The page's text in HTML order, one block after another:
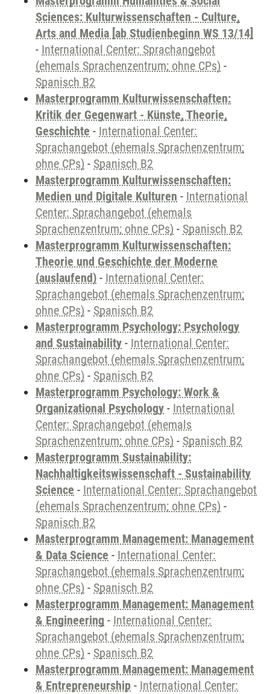
Sciences: Kulturwissenschaften - Culture,
Arts and Media [ab Studienbeginn WS 13/14]
- International Center: Sprachangebot
(ehemals Sprachenzentrum; ohne CPs) -
Spanisch B2
Masterprogramm Kulturwissenschaften:
Kritik der Gegenwart - Künste, Theorie,
Geschichte - International Center:
Sprachangebot (ehemals Sprachenzentrum;
ohne CPs) - Spanisch B2
Masterprogramm Kulturwissenschaften:
Medien und Digitale Kulturen - International
Center: Sprachangebot (ehemals
Sprachenzentrum; ohne CPs) - Spanisch B2
Masterprogramm Kulturwissenschaften:
Theorie und Geschichte der Moderne
(auslaufend) - International Center:
Sprachangebot (ehemals Sprachenzentrum;
ohne CPs) - Spanisch B2
Masterprogramm Psychology: Psychology
and Sustainability - International Center:
Sprachangebot (ehemals Sprachenzentrum;
ohne CPs) - Spanisch B2
Masterprogramm Psychology: Work &
Organizational Psychology - International
Center: Sprachangebot (ehemals
Sprachenzentrum; ohne CPs) - Spanisch B2
Masterprogramm Sustainability:
Nachhaltigkeitswissenschaft - Sustainability
Science - International Center: Sprachangebot
(ehemals Sprachenzentrum; ohne CPs) -
Spanisch B2
Masterprogramm Management: Management
& Data Science - International Center:
Sprachangebot (ehemals Sprachenzentrum;
ohne CPs) - Spanisch B2
Masterprogramm Management: Management
& Engineering - International Center:
Sprachangebot (ehemals Sprachenzentrum;
ohne CPs) - Spanisch B2
Masterprogramm Management: Management
& Entrepreneurship - International Center: